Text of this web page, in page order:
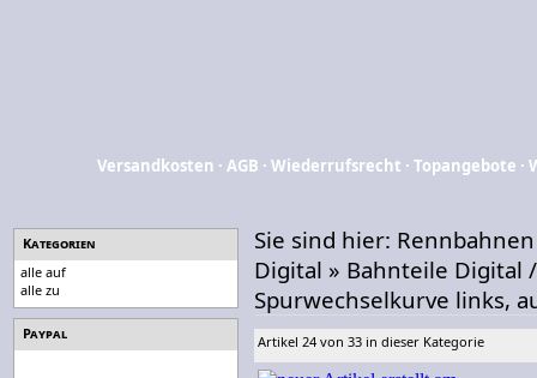
Versandkosten ·AGB ·Wiederrufsrecht ·Topangebote ·
Kategorien
alle auf
alle zu
Paypal
Sie sind hier: Rennbahnen
Digital » Bahnteile Digital
Spurwechselkurve links,
Artikel 24 von 33 in dieser Kategorie